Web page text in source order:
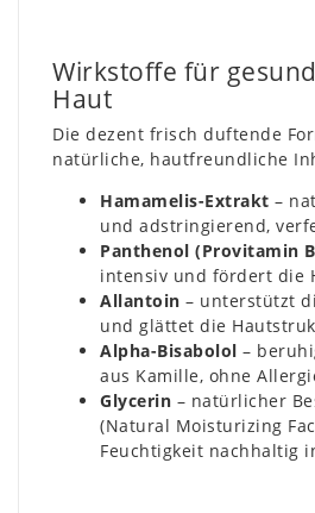
Wirkstoffe für
Haut
Die dezent frisch duftende
natürliche, hautfreundliche
Hamamelis-Extrakt –
und adstringierend,
Panthenol (Provitamin
intensiv und fördert die
Allantoin – unterstützt
und glättet die
Alpha-Bisabolol –
aus Kamille, ohne
Glycerin – natürlicher
(Natural Moisturizing
Feuchtigkeit nachhaltig